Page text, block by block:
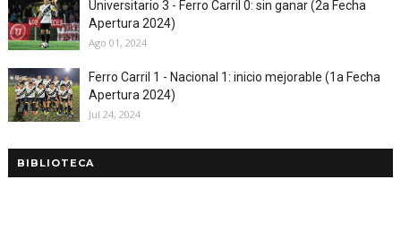
Universitario 3 - Ferro Carril 0: sin ganar (2a Fecha
Apertura 2024)
Ago 01, 2024
Ferro Carril 1 - Nacional 1: inicio mejorable (1a Fecha
Apertura 2024)
Jul 24, 2024
BIBLIOTECA